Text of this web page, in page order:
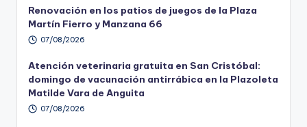
Renovación en los patios de juegos de la Plaza
Martín Fierro y Manzana 66
07/08/2026
Atención veterinaria gratuita en San Cristóbal:
domingo de vacunación antirrábica en la Plazoleta
Matilde Vara de Anguita
07/08/2026